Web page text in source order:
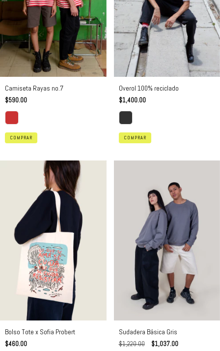
Camiseta Rayas no.7
$590.00
COMPRAR
Overol 100% reciclado
$1,400.00
COMPRAR
Bolso Tote x Sofia Probert
$460.00
Sudadera Básica Gris
$1,220.00 $1,037.00